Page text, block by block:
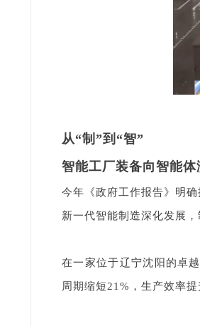
从“制”到“智”
智能工厂装备向智能体
今年《政府工作报告》明
新一代智能制造深化发展
在一家位于辽宁沈阳的卓
周期缩短21%，生产效率提